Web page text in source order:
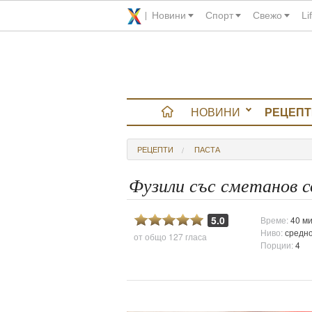
Новини Спорт Свежо
НОВИНИ
РЕЦЕПТИ ПАСТА
Фузили със сметанов
5.0
от общо 127 гласа
Време:40
Ниво:
Порции:4